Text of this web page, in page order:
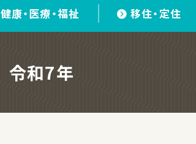
健康・医療・福祉 移住・定住
令和7年